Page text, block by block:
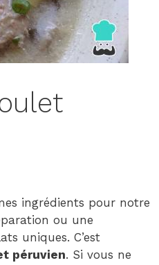
ingrédients pour notre
ou une
uniques. C’est
péruvien. Si vous ne